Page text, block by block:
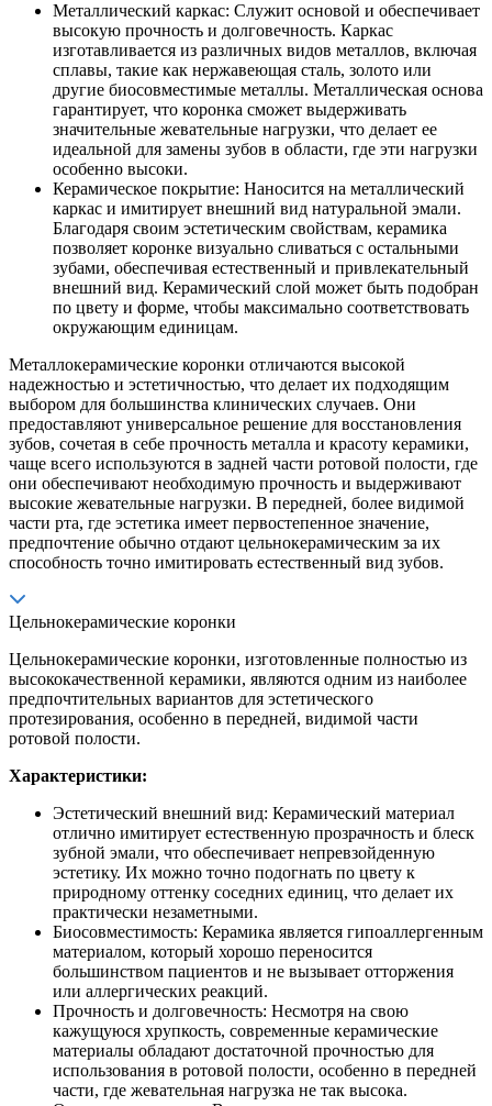
Металлический каркас: Служит основой и обеспечивает
высокую прочность и долговечность. Каркас
изготавливается из различных видов металлов, включая
сплавы, такие как нержавеющая сталь, золото или
другие биосовместимые металлы. Металлическая основа
гарантирует, что коронка сможет выдерживать
значительные жевательные нагрузки, что делает ее
идеальной для замены зубов в области, где эти нагрузки
особенно высоки.
Керамическое покрытие: Наносится на металлический
каркас и имитирует внешний вид натуральной эмали.
Благодаря своим эстетическим свойствам, керамика
позволяет коронке визуально сливаться с остальными
зубами, обеспечивая естественный и привлекательный
внешний вид. Керамический слой может быть подобран
по цвету и форме, чтобы максимально соответствовать
окружающим единицам.
Металлокерамические коронки отличаются высокой
надежностью и эстетичностью, что делает их подходящим
выбором для большинства клинических случаев. Они
предоставляют универсальное решение для восстановления
зубов, сочетая в себе прочность металла и красоту керамики,
чаще всего используются в задней части ротовой полости, где
они обеспечивают необходимую прочность и выдерживают
высокие жевательные нагрузки. В передней, более видимой
части рта, где эстетика имеет первостепенное значение,
предпочтение обычно отдают цельнокерамическим за их
способность точно имитировать естественный вид зубов.
Цельнокерамические коронки
Цельнокерамические коронки, изготовленные полностью из
высококачественной керамики, являются одним из наиболее
предпочтительных вариантов для эстетического
протезирования, особенно в передней, видимой части
ротовой полости.
Характеристики:
Эстетический внешний вид: Керамический материал
отлично имитирует естественную прозрачность и блеск
зубной эмали, что обеспечивает непревзойденную
эстетику. Их можно точно подогнать по цвету к
природному оттенку соседних единиц, что делает их
практически незаметными.
Биосовместимость: Керамика является гипоаллергенным
материалом, который хорошо переносится
большинством пациентов и не вызывает отторжения
или аллергических реакций.
Прочность и долговечность: Несмотря на свою
кажущуюся хрупкость, современные керамические
материалы обладают достаточной прочностью для
использования в ротовой полости, особенно в передней
части, где жевательная нагрузка не так высока.